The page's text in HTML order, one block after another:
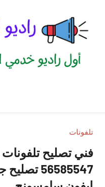
المحتوى
الكويت
للاعلانات
بالكويت
تلفونات
فني تصليح تلفونات
56585547